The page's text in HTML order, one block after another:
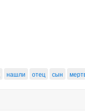
нашли отец сын